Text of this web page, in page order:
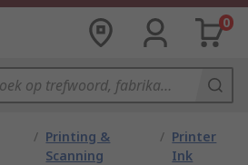
0
/ Printing &
Scanning
/ Printer
Ink